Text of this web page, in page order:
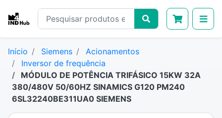
Início Siemens
Acionamentos
Inversor de frequência
MÓDULO DE POTÊNCIA TRIFÁSICO 15KW 32A
380/480V 50/60HZ SINAMICS G120 PM240
6SL32240BE311UA0 SIEMENS